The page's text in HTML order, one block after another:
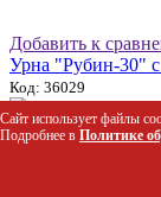
Добавить к
Урна "Рубин-30"
Код: 36029
Узнать стоимость
Сайт использует файлы
Подробнее в Политике